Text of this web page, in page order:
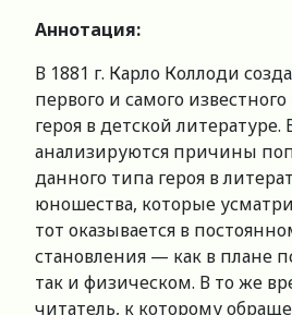
Аннотация:
В 1881 г. Карло Коллоди
первого и самого
героя в детской литературе.
анализируются причины
данного типа героя в
юношества, которые
тот оказывается в
становления — как в плане
так и физическом. В то же
читатель, к которому